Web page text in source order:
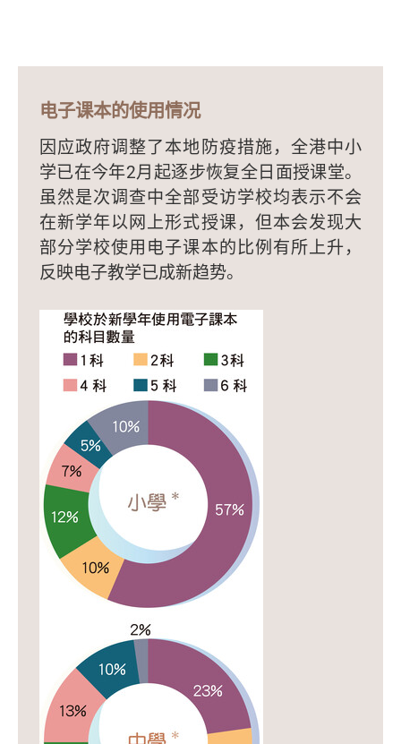
电子课本的使用情况
因应政府调整了本地防疫措施，全港中小
学已在今年2月起逐步恢复全日面授课堂。
虽然是次调查中全部受访学校均表示不会
在新学年以网上形式授课，但本会发现大
部分学校使用电子课本的比例有所上升，
反映电子教学已成新趋势。